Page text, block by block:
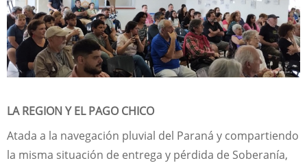
LA REGION Y EL PAGO CHICO
Atada a la navegación pluvial del Paraná y compartiendo
la misma situación de entrega y pérdida de Soberanía,